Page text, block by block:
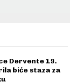
Dervente 19.
biće staza za